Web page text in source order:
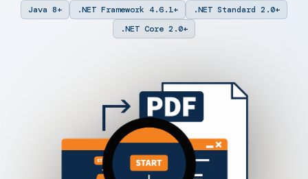
Java 8+ .NET Framework 4.6.1+
.NET Standard 2.0+
.NET Core 2.0+